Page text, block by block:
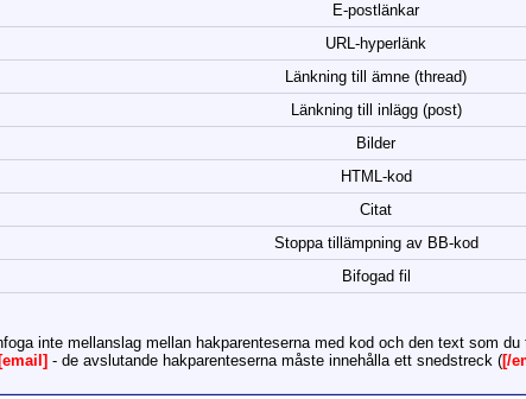
E-postlänkar
URL-hyperlänk
Länkning till ämne (thread)
Länkning till inlägg (post)
Bilder
HTML-kod
Citat
Stoppa tillämpning av BB-kod
Bifogad fil
inte mellanslag mellan hakparenteserna med kod och den text som du
[email] - de avslutande hakparenteserna måste innehålla ett snedstreck ([/